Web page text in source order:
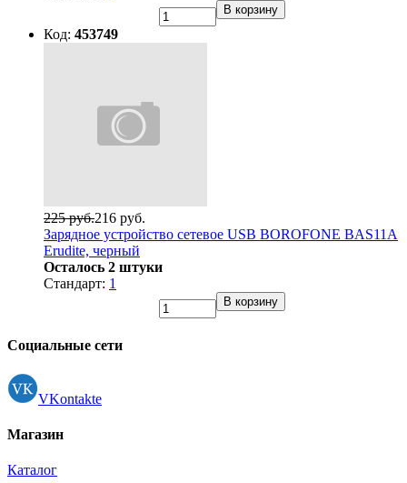
В корзину
Код: 453749
216 руб.
225 руб.
Зарядное устройство сетевое USB BOROFONE BAS11A
Erudite, черный
Осталось 2 штуки
Стандарт: 1
В корзину
Социальные сети
VKontakte
Магазин
Каталог